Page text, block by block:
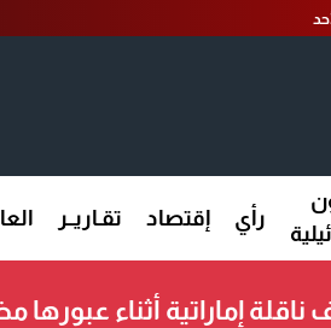
رأي إقتصاد تقـاريــر
إماراتية أثناء